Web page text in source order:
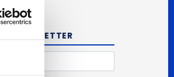
NEWSLETTER